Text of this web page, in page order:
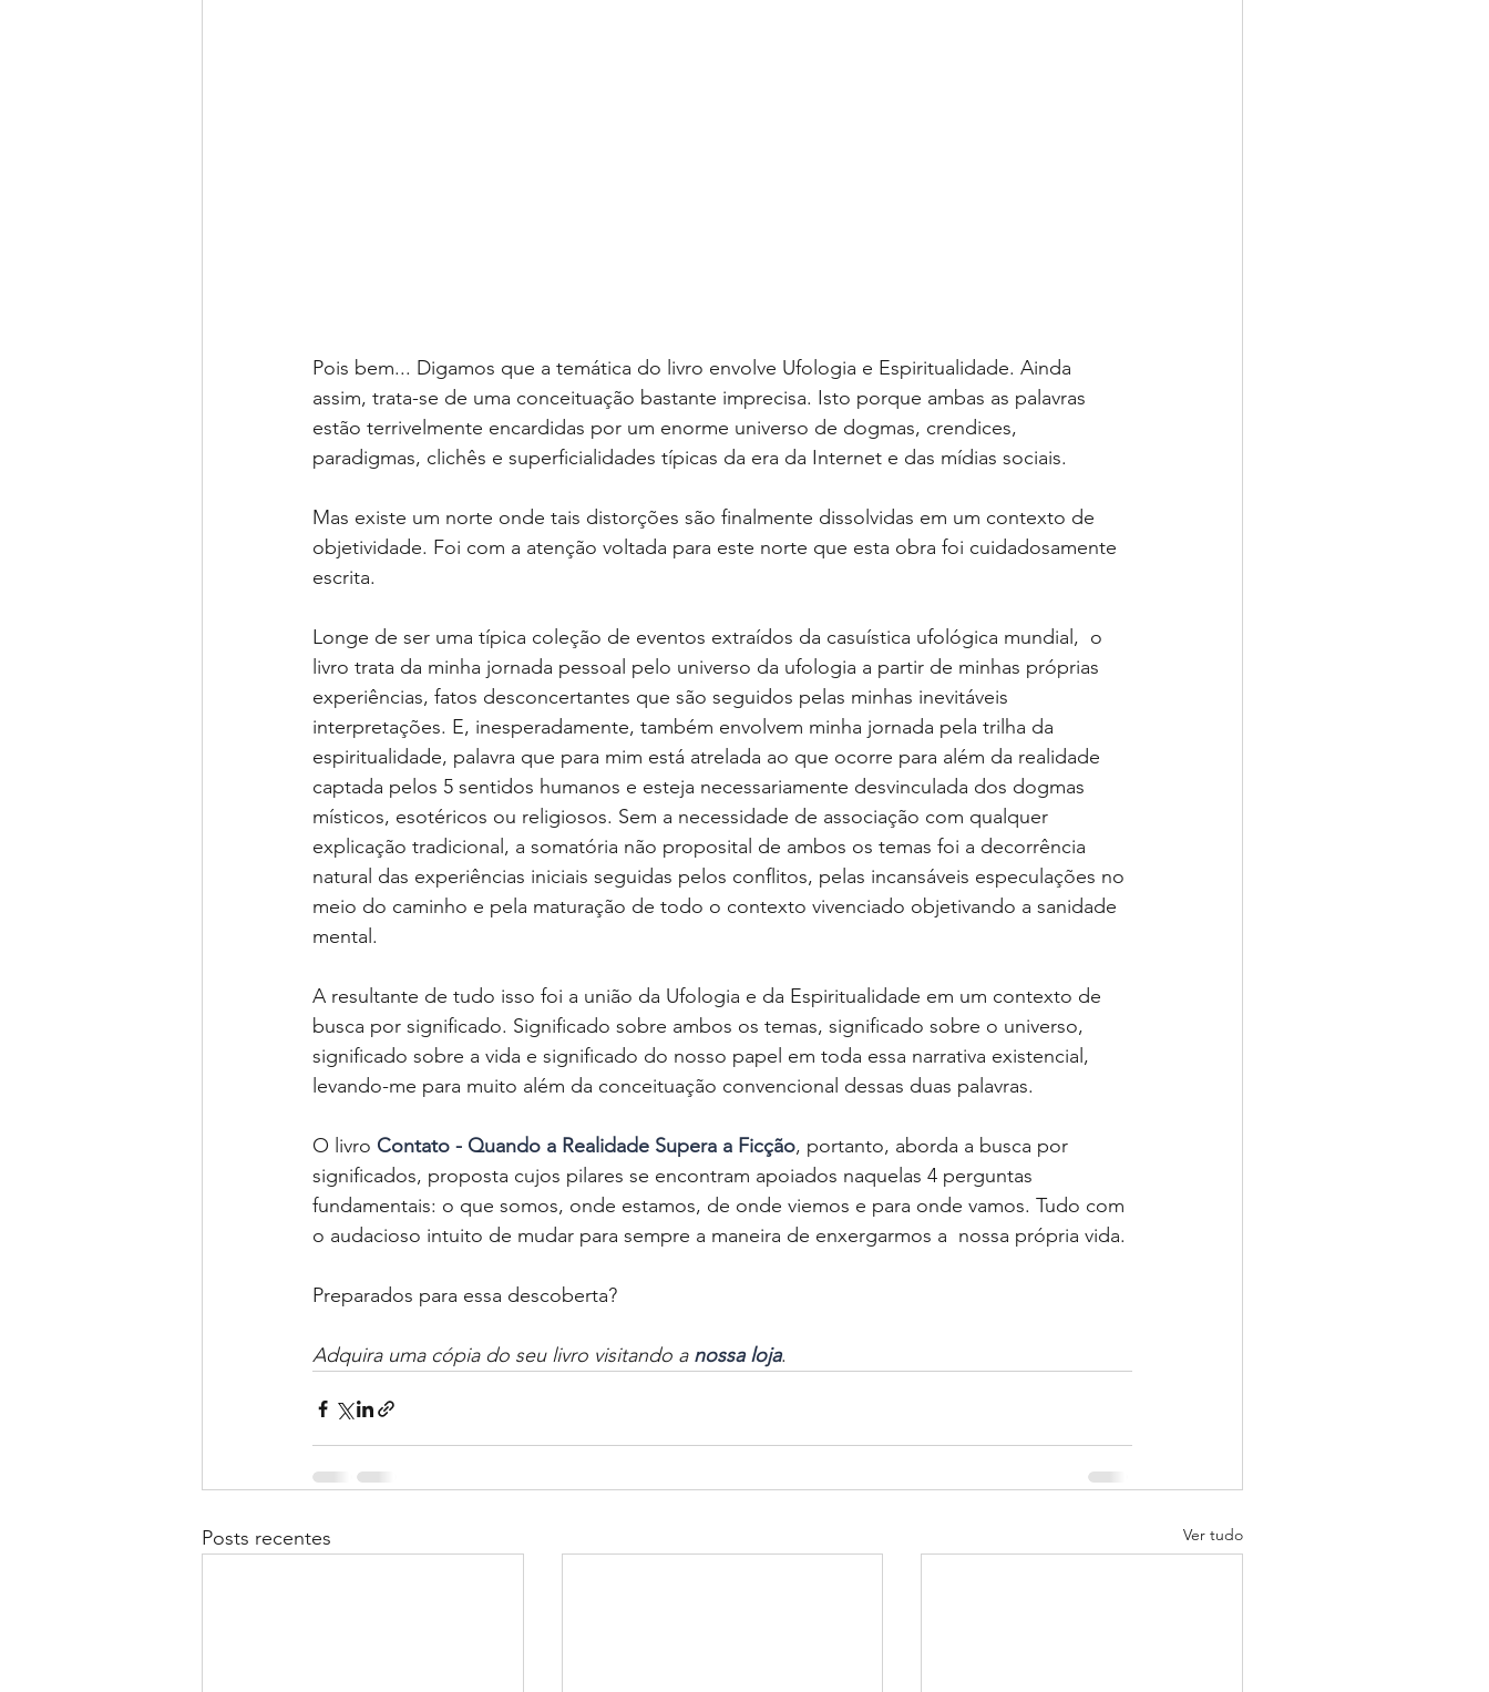
Pois bem... Digamos que a temática do livro envolve Ufologia e Espiritualidade. Ainda
assim, trata-se de uma conceituação bastante imprecisa. Isto porque ambas as palavras
estão terrivelmente encardidas por um enorme universo de dogmas, crendices,
paradigmas, clichês e superficialidades típicas da era da Internet e das mídias sociais.
Mas existe um norte onde tais distorções são finalmente dissolvidas em um contexto de
objetividade. Foi com a atenção voltada para este norte que esta obra foi cuidadosamente
escrita.
Longe de ser uma típica coleção de eventos extraídos da casuística ufológica mundial,  o
livro trata da minha jornada pessoal pelo universo da ufologia a partir de minhas próprias
experiências, fatos desconcertantes que são seguidos pelas minhas inevitáveis
interpretações. E, inesperadamente, também envolvem minha jornada pela trilha da
espiritualidade, palavra que para mim está atrelada ao que ocorre para além da realidade
captada pelos 5 sentidos humanos e esteja necessariamente desvinculada dos dogmas
místicos, esotéricos ou religiosos. Sem a necessidade de associação com qualquer
explicação tradicional, a somatória não proposital de ambos os temas foi a decorrência
natural das experiências iniciais seguidas pelos conflitos, pelas incansáveis especulações no
meio do caminho e pela maturação de todo o contexto vivenciado objetivando a sanidade
mental.
A resultante de tudo isso foi a união da Ufologia e da Espiritualidade em um contexto de
busca por significado. Significado sobre ambos os temas, significado sobre o universo,
significado sobre a vida e significado do nosso papel em toda essa narrativa existencial,
levando-me para muito além da conceituação convencional dessas duas palavras.
O livro Contato - Quando a Realidade Supera a Ficção, portanto, aborda a busca por
significados, proposta cujos pilares se encontram apoiados naquelas 4 perguntas
fundamentais: o que somos, onde estamos, de onde viemos e para onde vamos. Tudo com
o audacioso intuito de mudar para sempre a maneira de enxergarmos a  nossa própria vida.
Preparados para essa descoberta?
Adquira uma cópia do seu livro visitando a nossa loja.
Posts recentes Ver tudo